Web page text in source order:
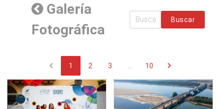
Galería
Fotográfica
Buscar
chevron_left 1 2 3 10 chevron_right